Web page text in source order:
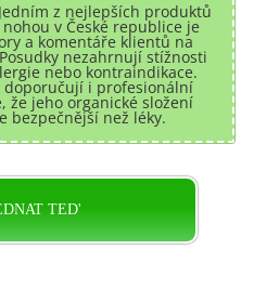
z nejlepších produktů
v České republice je
a komentáře klientů na
nezahrnují stížnosti
nebo kontraindikace.
doporučují i ​​profesionální
že jeho organické složení
bezpečnější než léky.
TED'